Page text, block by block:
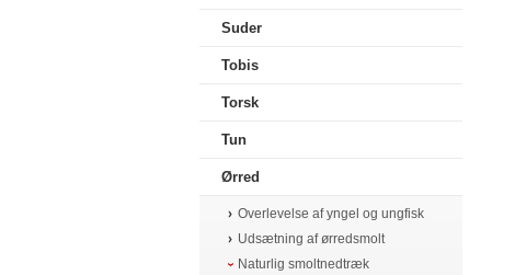
Suder
Tobis
Torsk
Tun
Ørred
Overlevelse af yngel og ungfisk
Udsætning af ørredsmolt
Naturlig smoltnedtræk